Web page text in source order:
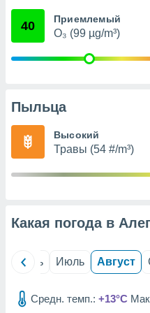
из
данных
рекламы
сведения
40 Приемлемый
O₃ (99 µg/m³)
Пыльца
Высокий
Травы (54 #/m³)
Какая погода в
Июнь Июль Август
Средн. темп.: +13°C